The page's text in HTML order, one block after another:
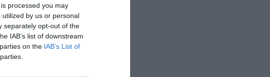
processed you may
by us or personal
separately opt-out of the
IAB’s list of downstream
on the IAB’s List of
Motociclismo, Irta
han confirmado que
los servicios
Dorna Sports en un